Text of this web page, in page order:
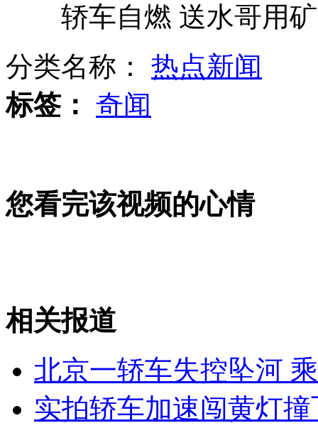
路见不平 两初中生勇抓小偷
杭州街头积水成"瀑布"
山西运城恶犬咬伤多人 警民合力深夜将其击毙
女孩北京地铁殴打老人 痛下狠手拳打脚踢
轿车自燃 送水哥用矿
分类名称： 热点新闻
标签： 奇闻
您看完该视频的心情
相关报道
北京一轿车失控坠河
实拍轿车加速闯黄灯